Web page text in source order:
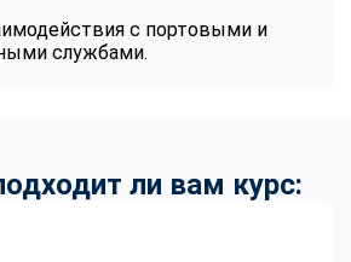
с портовыми и
службами.
ли вам курс: